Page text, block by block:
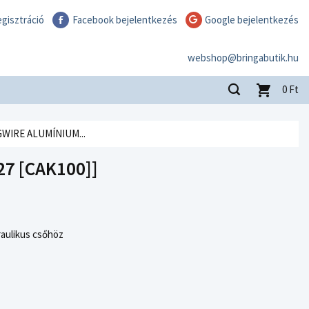
Facebook bejelentkezés Google bejelentkezés
webshop@bringabutik.hu
0 Ft
ALUMÍNIUM...
[CAK100]]
csőhöz